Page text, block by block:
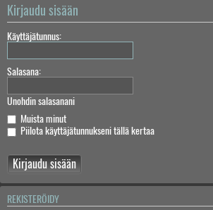
Kirjaudu sisään
Käyttäjätunnus:
Salasana:
Unohdin salasanani
Muista minut
Piilota käyttäjätunnukseni tällä kertaa
REKISTERÖIDY